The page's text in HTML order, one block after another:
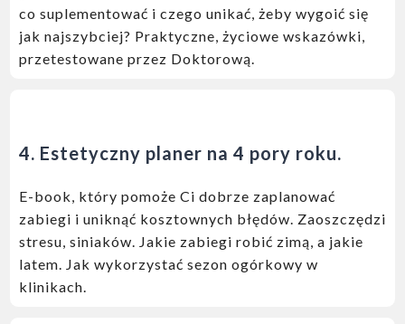
co suplementować i czego unikać, żeby wygoić się
jak najszybciej? Praktyczne, życiowe wskazówki,
przetestowane przez Doktorową.
4. Estetyczny planer na 4 pory roku.
E-book, który pomoże Ci dobrze zaplanować
zabiegi i uniknąć kosztownych błędów. Zaoszczędzi
stresu, siniaków. Jakie zabiegi robić zimą, a jakie
latem. Jak wykorzystać sezon ogórkowy w
klinikach.